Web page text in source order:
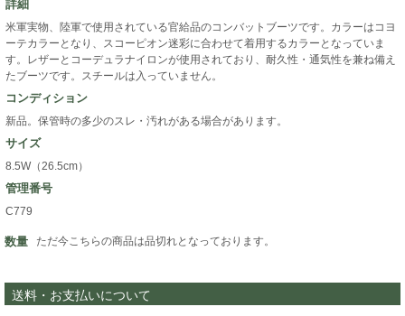
詳細
米軍実物、陸軍で使用されている官給品のコンバットブーツです。カラーはコヨ
ーテカラーとなり、スコーピオン迷彩に合わせて着用するカラーとなっていま
す。レザーとコーデュラナイロンが使用されており、耐久性・通気性を兼ね備え
たブーツです。スチールは入っていません。
コンディション
新品。保管時の多少のスレ・汚れがある場合があります。
サイズ
8.5W（26.5cm）
管理番号
C779
数量 ただ今こちらの商品は品切れとなっております。
送料・お支払いについて